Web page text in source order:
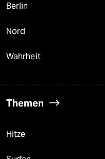
Berlin
Nord
Wahrheit
Themen
Hitze